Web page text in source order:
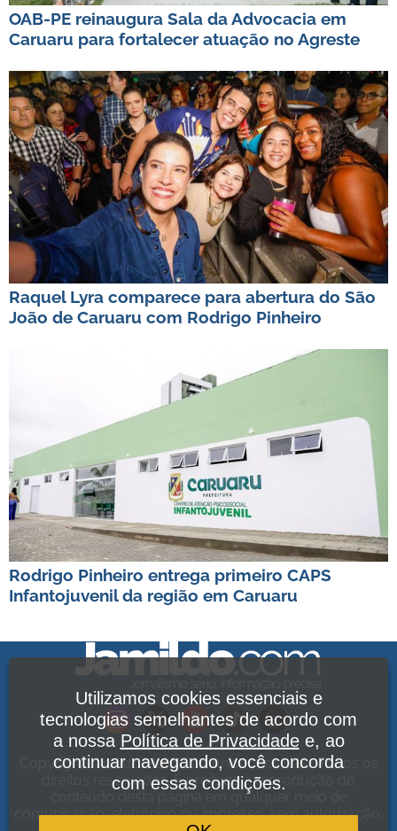
OAB-PE reinaugura Sala da Advocacia em
Caruaru para fortalecer atuação no Agreste
Raquel Lyra comparece para abertura do São
João de Caruaru com Rodrigo Pinheiro
Rodrigo Pinheiro entrega primeiro CAPS
Infantojuvenil da região em Caruaru
Copyright Jamildo Melo Comunicações Ltda. Todos os
direitos reservados. É proibida a reprodução do
conteúdo desta página em qualquer meio de
comunicação, eletrônico ou impresso, sem autorização.
Utilizamos cookies essenciais e
tecnologias semelhantes de acordo com
a nossa Política de Privacidadee, ao
continuar navegando, você concorda
com essas condições.